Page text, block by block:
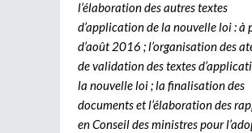
l’élaboration des autres textes
d’application de la nouvelle loi : à
d’août 2016 ; l’organisation des
de validation des textes
la nouvelle loi ; la finalisation des
documents et l’élaboration des
en Conseil des ministres pour